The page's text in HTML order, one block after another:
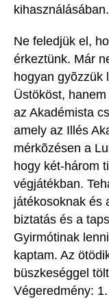
kihasználásában.
Ne feledjük el,
érkeztünk. Már
hogyan gyõzzük
Üstököst,
az Akadémista
amely az Illés
mérkõzésen a
hogy két-három
végjátékban.
játékosoknak és
biztatás és a
Gyirmótinak
kaptam. Az
büszkeséggel
Végeredmény: